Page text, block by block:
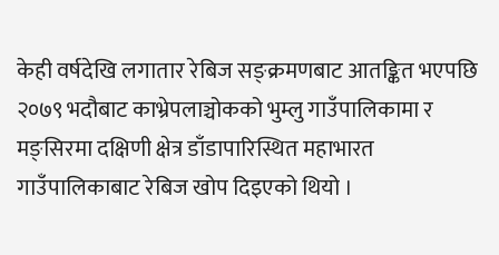
केही वर्षदेखि लगातार रेबिज सङ्क्रमणबाट आतङ्कित भएपछि
२०७९ भदौबाट काभ्रेपलाञ्चोकको भुम्लु गाउँपालिकामा र
मङ्सिरमा दक्षिणी क्षेत्र डाँडापारिस्थित महाभारत
गाउँपालिकाबाट रेबिज खोप दिइएको थियो ।